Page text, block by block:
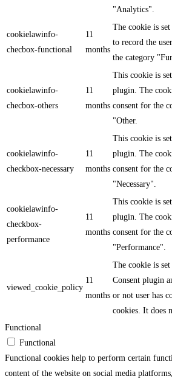
"Analytics".
cookielawinfo-
checbox-functional
11
months
The cookie is
to record the
the category
cookielawinfo-
checbox-others
11
months
This cookie is
plugin. The
consent for the
"Other.
cookielawinfo-
checkbox-necessary
11
months
This cookie is
plugin. The
consent for the
"Necessary".
cookielawinfo-
checkbox-
performance
11
months
This cookie is
plugin. The
consent for the
"Performance".
viewed_cookie_policy
11
months
The cookie is
Consent plugin
or not user has
cookies. It does
Functional
Functional
Functional cookies help to perform certain
content of the website on social media